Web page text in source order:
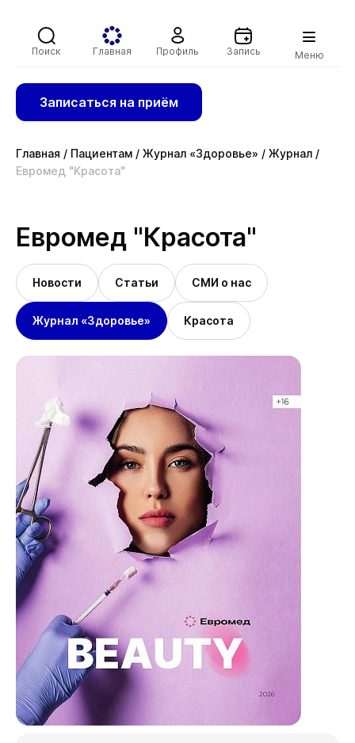
Поиск Главная Профиль Запись Меню
Записаться на приём
Главная / Пациентам / Журнал «Здоровье» / Журнал /
Евромед "Красота"
Евромед "Красота"
Новости Статьи СМИ о нас
Журнал «Здоровье» Красота